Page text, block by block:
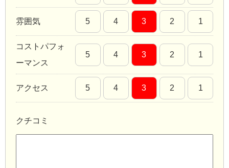
雰囲気 5 4 3 2 1
コストパフォ
ーマンス
5 4 3 2 1
アクセス 5 4 3 2 1
クチコミ